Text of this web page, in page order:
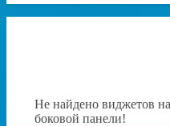
Не найдено виджетов
боковой панели!